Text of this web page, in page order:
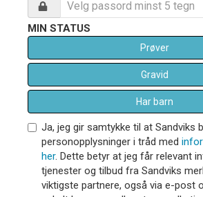
MIN STATUS
Prøver
Gravid
Har barn
Ja, jeg gir samtykke til at Sandviks
personopplysninger i tråd med
her. Dette betyr at jeg får relevant
tjenester og tilbud fra Sandviks
viktigste partnere, også via e-post